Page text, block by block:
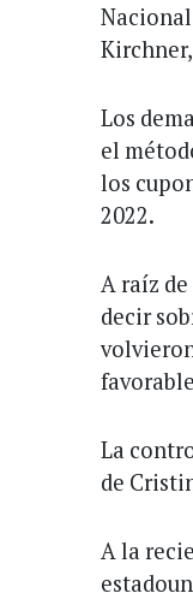
Los
el
los
2022.
A raíz
decir
La
de
A la